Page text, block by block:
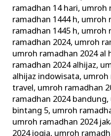
ramadhan 14 hari, umroh
ramadhan 1444 h, umroh
ramadhan 1445 h, umroh
ramadhan 2024, umroh
umroh ramadhan 2024 al
ramadhan 2024 alhijaz,
alhijaz indowisata, umroh
travel, umroh ramadhan
ramadhan 2024 bandung,
bintang 5, umroh
umroh ramadhan 2024
2024 jogja, umroh